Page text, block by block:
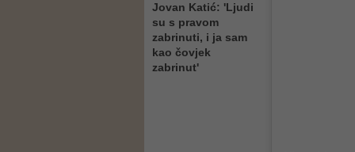
Jovan Katić: 'Ljudi
su s pravom
zabrinuti, i ja sam
kao čovjek
zabrinut'